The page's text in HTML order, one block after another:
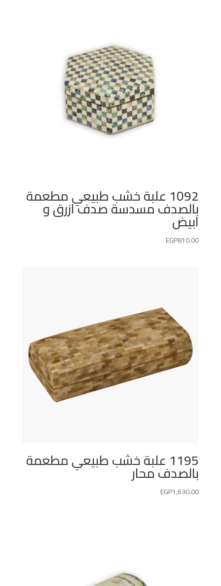
1092 علبة خشب طبيعي مطعمة
بالصدف مسدسة صدف ازرق و
ابيض
EGP810.00
1195 علبة خشب طبيعي مطعمة
بالصدف محار
EGP1,630.00